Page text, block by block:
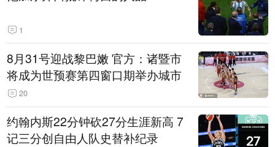
1
8月31号迎战黎巴嫩 官方：诸暨市
将成为世预赛第四窗口期举办城市
20
约翰内斯22分钟砍27分生涯新高 7
记三分创自由人队史替补纪录